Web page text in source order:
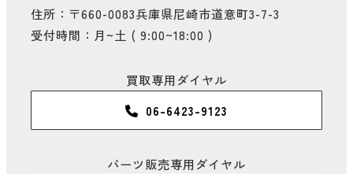
住所：〒660-0083兵庫県尼崎市道意町3-7-3
受付時間：月~土 ( 9:00~18:00 )
買取専用ダイヤル
06-6423-9123
パーツ販売専用ダイヤル